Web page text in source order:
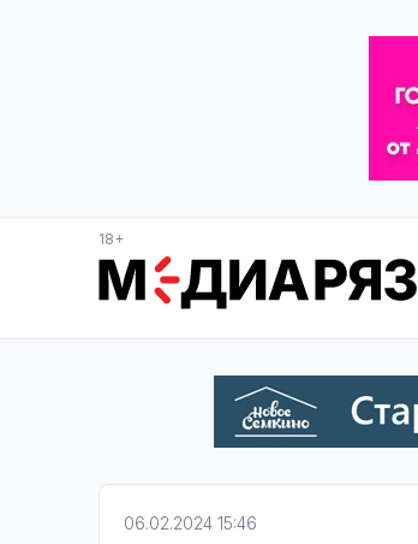
18+
06.02.2024 15:46